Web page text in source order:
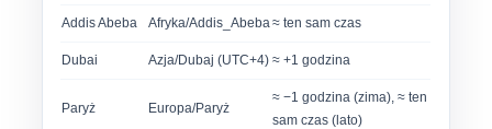
Addis Abeba Afryka/Addis_Abeba≈ ten sam czas
Dubai Azja/Dubaj (UTC+4) ≈ +1 godzina
Paryż Europa/Paryż
≈ −1 godzina (zima), ≈ ten
sam czas (lato)